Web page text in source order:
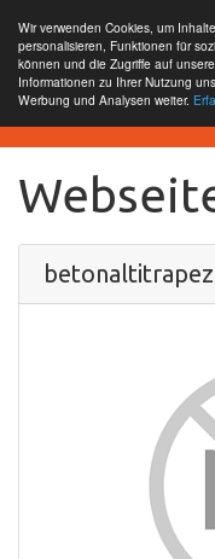
Wir verwenden Cookies, um
personalisieren, Funktionen für
können und die Zugriffe auf
Informationen zu Ihrer Nutzung
Werbung und Analysen weiter.
SEO Analytics